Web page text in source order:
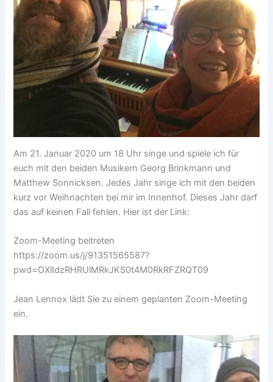
Am 21. Januar 2020 um 18 Uhr singe und spiele ich für
euch mit den beiden Musikern Georg Brinkmann und
Matthew Sonnicksen. Jedes Jahr singe ich mit den beiden
kurz vor Weihnachten bei mir im Innenhof. Dieses Jahr darf
das auf keinen Fall fehlen. Hier ist der Link:
Zoom-Meeting beitreten
https://zoom.us/j/91351565587?
pwd=OXlIdzRHRUlMRkJKS0t4M0RkRFZRQT09
Jean Lennox lädt Sie zu einem geplanten Zoom-Meeting
ein.